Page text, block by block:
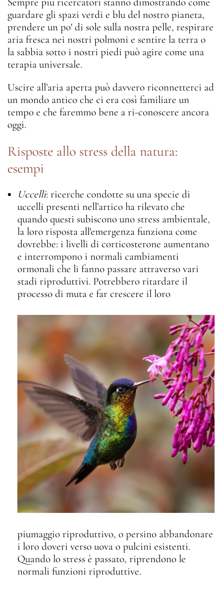
guardare gli spazi verdi e blu del nostro pianeta,
prendere un po' di sole sulla nostra pelle, respirare
aria fresca nei nostri polmoni e sentire la terra o
la sabbia sotto i nostri piedi può agire come una
terapia universale.
Uscire all’aria aperta può davvero riconnetterci ad
un mondo antico che ci era così familiare un
tempo e che faremmo bene a ri-conoscere ancora
oggi.
Risposte allo stress della natura:
esempi
Uccelli: ricerche condotte su una specie di
uccelli presenti nell’artico ha rilevato che
quando questi subiscono uno stress ambientale,
la loro risposta all'emergenza funziona come
dovrebbe: i livelli di corticosterone aumentano
e interrompono i normali cambiamenti
ormonali che li fanno passare attraverso vari
stadi riproduttivi. Potrebbero ritardare il
processo di muta e far crescere il loro
piumaggio riproduttivo, o persino abbandonare
i loro doveri verso uova o pulcini esistenti.
Quando lo stress è passato, riprendono le
normali funzioni riproduttive.